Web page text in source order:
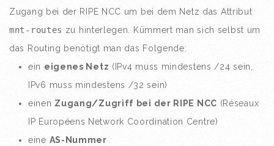
Zugang bei der RIPE NCC um bei dem Netz das Attribut
mnt-routes zu hinterlegen. Kümmert man sich selbst um
das Routing benötigt man das Folgende:
ein eigenes Netz (IPv4 muss mindestens /24 sein,
IPv6 muss mindestens /32 sein)
einen Zugang/Zugriff bei der RIPE NCC (Réseaux
IP Européens Network Coordination Centre)
eine AS-Nummer